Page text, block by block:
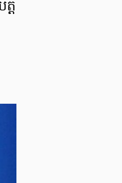
តិ